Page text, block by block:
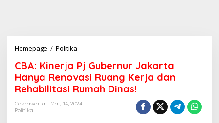
Homepage / Politika
A
:
K
i
n
CBA: Kinerja Pj Gubernur Jakarta
Hanya Renovasi Ruang Kerja dan
Rehabilitasi Rumah Dinas!
Cakrawarta
May 14, 2024
Politika